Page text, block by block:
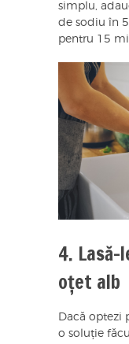
simplu,
de sodiu în
pentru 15
4. Lasă-
oțet alb
Dacă optezi
o soluție